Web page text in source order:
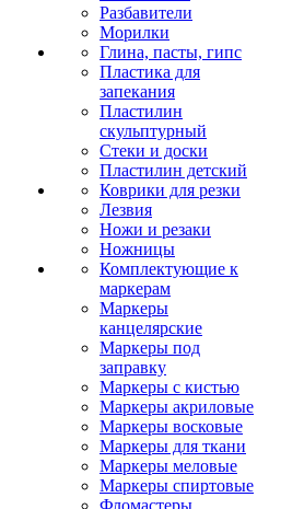
Разбавители
Морилки
Глина, пасты, гипс
Пластика для
запекания
Пластилин
скульптурный
Стеки и доски
Пластилин детский
Коврики для резки
Лезвия
Ножи и резаки
Ножницы
Комплектующие к
маркерам
Маркеры
канцелярские
Маркеры под
заправку
Маркеры с кистью
Маркеры акриловые
Маркеры восковые
Маркеры для ткани
Маркеры меловые
Маркеры спиртовые
Фломастеры